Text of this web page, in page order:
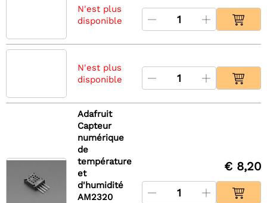
N'est plus
disponible
N'est plus
disponible
Adafruit
Capteur
numérique
de
température
et
d'humidité
AM2320
€ 8,20